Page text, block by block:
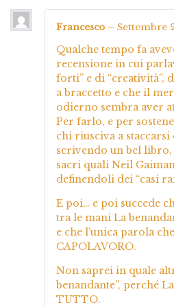
Francesco – Settembre
Qualche tempo fa
recensione in cui
forti” e di “creatività”,
a braccetto e che il
odierno sembra aver
Per farlo, e per
chi riusciva a
scrivendo un bel
sacri quali Neil
definendoli dei “casi
E poi… e poi succede
tra le mani La
e che l’unica parola
CAPOLAVORO.
Non saprei in quale
benandante”, perché
TUTTO.